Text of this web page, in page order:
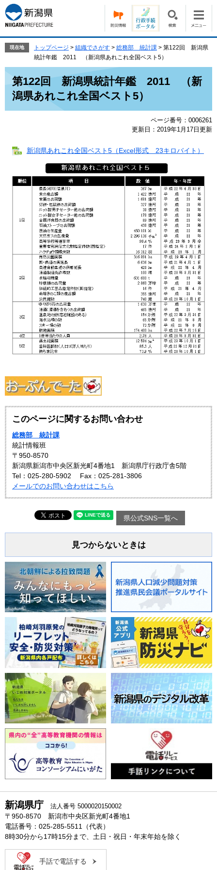
ー
ジ
の
で
す。
ニ
ュ
ー
ば
現在地 トップページ > 組織でさがす > 総務部 統計課 > 第122回 新潟県
統計年鑑 2011 （新潟県あれこれ全国ベスト5）
第122回 新潟県統計年鑑 2011 （新
潟県あれこれ全国ベスト5）
ページ番号：0006261
更新日：2019年1月17日更新
新潟県あれこれ全国ベスト5（Excel形式 23キロバイト）
このページに関するお問い合わせ
総務部 統計課
統計情報班
〒950-8570
新潟県新潟市中央区新光町4番地1 新潟県庁行政庁舎5階
Tel：025-280-5902
Fax：025-281-3806
メールでのお問い合わせはこちら
県公式SNS一覧へ
見つからないときは
新潟県庁 法人番号 5000020150002
〒950-8570 新潟市中央区新光町4番地1
電話番号：025-285-5511（代表）
8時30分から17時15分まで、土日・祝日・年末年始を除く
手話で電話する